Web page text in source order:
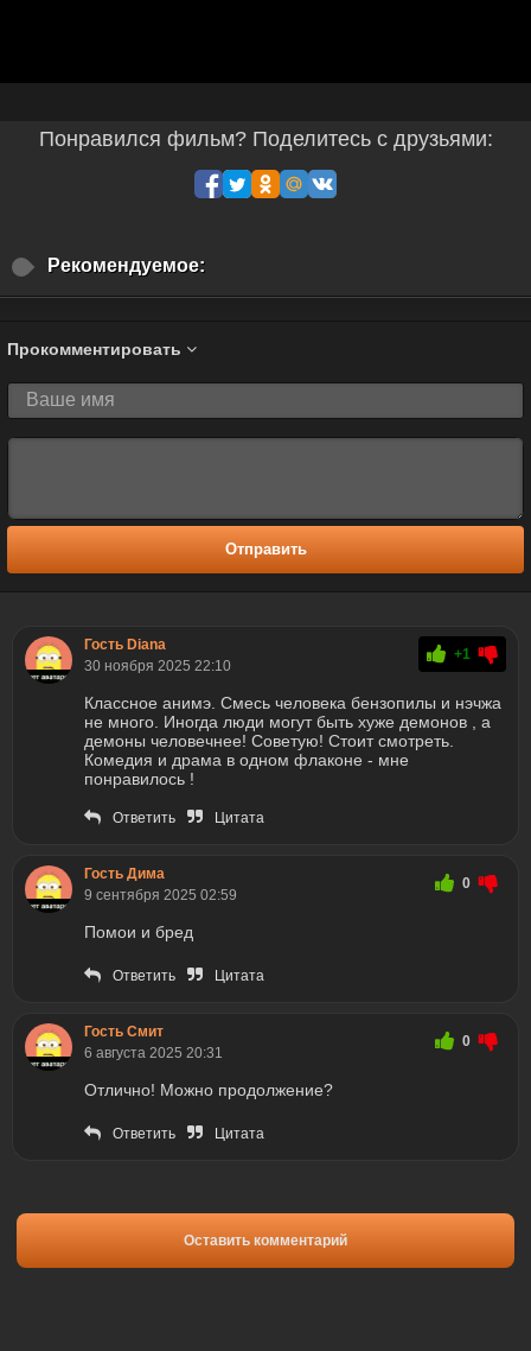
Понравился фильм? Поделитесь с друзьями:
Рекомендуемое:
Прокомментировать
Отправить
Гость Diana
30 ноября 2025 22:10
+1
Классное анимэ. Смесь человека бензопилы и нэчжа
не много. Иногда люди могут быть хуже демонов , а
демоны человечнее! Советую! Стоит смотреть.
Комедия и драма в одном флаконе - мне
понравилось !
Ответить Цитата
Гость Дима
9 сентября 2025 02:59
0
Помои и бред
Ответить Цитата
Гость Смит
6 августа 2025 20:31
0
Отлично! Можно продолжение?
Ответить Цитата
Оставить комментарий